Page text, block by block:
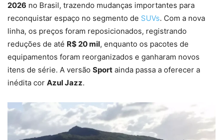
2026 no Brasil, trazendo mudanças importantes para
reconquistar espaço no segmento de SUVs. Com a nova
linha, os preços foram reposicionados, registrando
reduções de até R$ 20 mil, enquanto os pacotes de
equipamentos foram reorganizados e ganharam novos
itens de série. A versão Sport ainda passa a oferecer a
inédita cor Azul Jazz.